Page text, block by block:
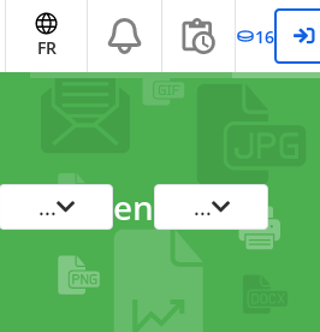
FR 16
... en ...